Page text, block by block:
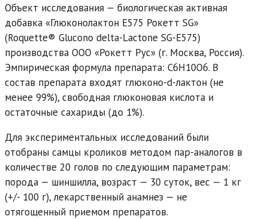
Объект исследования — биологическая активная
добавка «Глюконолактон Е575 Рокетт SG»
(Roquette® Glucono delta-Lactone SG-Е575)
производства ООО «Рокетт Рус» (г. Москва, Россия).
Эмпирическая формула препарата: C6H10O6. В
состав препарата входят глюконо-d-лактон (не
менее 99%), свободная глюконовая кислота и
остаточные сахариды (до 1%).
Для экспериментальных исследований были
отобраны самцы кроликов методом пар-аналогов в
количестве 20 голов по следующим параметрам:
порода — шиншилла, возраст — 30 суток, вес — 1 кг
(+/- 100 г), лекарственный анамнез — не
отягощенный приемом препаратов.